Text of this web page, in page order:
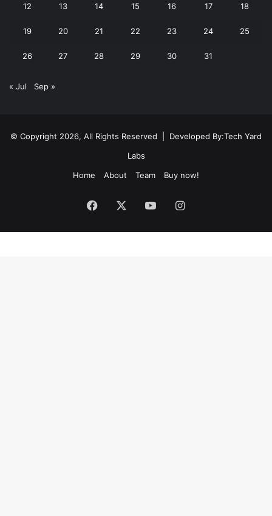
12 13 14 15 16 17 18
19 20 21 22 23 24 25
26 27 28 29 30 31
« Jul Sep »
© Copyright 2026, All Rights Reserved | Developed By:Tech Yard
Labs
Home
About Team Buy now!
Facebook YouTubeInstagram